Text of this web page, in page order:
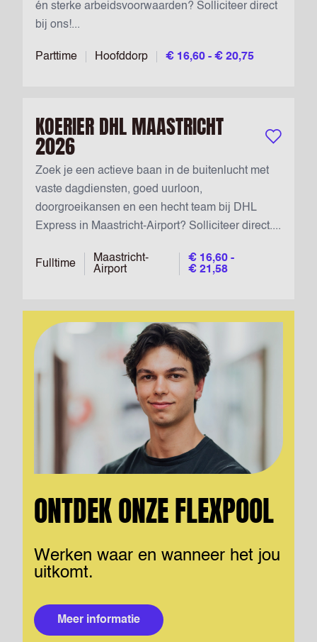
Parttime Hoofddorp € 16,60 - € 20,75
én sterke arbeidsvoorwaarden? Solliciteer direct
bij ons!...
KOERIER DHL MAASTRICHT
2026 Bewaar
Fulltime
Maastricht-
Airport
€ 16,60 -
€ 21,58
Zoek je een actieve baan in de buitenlucht met
vaste dagdiensten, goed uurloon,
doorgroeikansen en een hecht team bij DHL
Express in Maastricht-Airport? Solliciteer direct....
ONTDEK ONZE FLEXPOOL
Werken waar en wanneer het jou
uitkomt.
Meer informatie